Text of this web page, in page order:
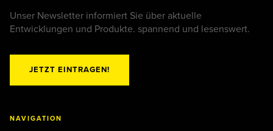
Unser Newsletter informiert Sie über aktuelle
Entwicklungen und Produkte. spannend und lesenswert.
JETZT EINTRAGEN!
NAVIGATION